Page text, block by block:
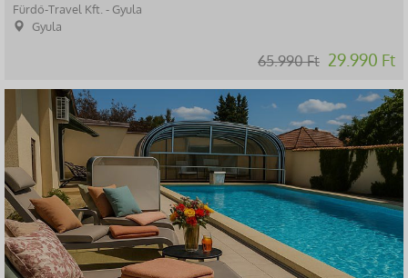
Fürdő-Travel Kft. - Gyula
Gyula
65.990 Ft 29.990 Ft
-43%